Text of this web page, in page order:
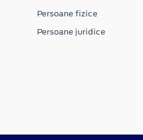
Persoane fizice
Persoane juridice